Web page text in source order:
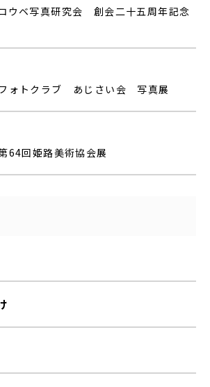
ウベ写真研究会 創会二十五周年記念
ォトクラブ あじさい会 写真展
64回姫路美術協会展